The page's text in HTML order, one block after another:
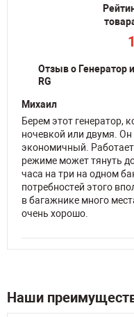
Отзыв о Генератор
RG
Михаил
Берем этот генератор,
ночевкой или двумя.
экономичный.
режиме может тянуть
часа на три на одном
потребностей этого
в багажнике много
очень хорошо.
Наши